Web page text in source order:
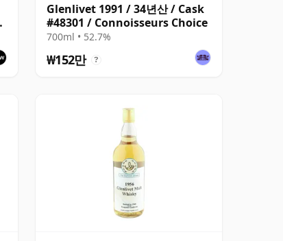
Glenlivet 1991 / 34년산 / Cask
#48301 / Connoisseurs Choice
700ml • 52.7%
₩152만 ?